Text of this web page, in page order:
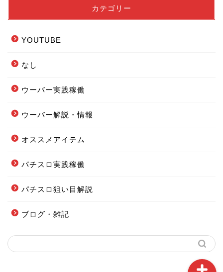
カテゴリー
YOUTUBE
なし
ウーバー実践稼働
ウーバー解説・情報
オススメアイテム
パチスロ実践稼働
パチスロ狙い目解説
ブログ・雑記
フーデリの始め方まとめ
配達オススメグッズまとめ